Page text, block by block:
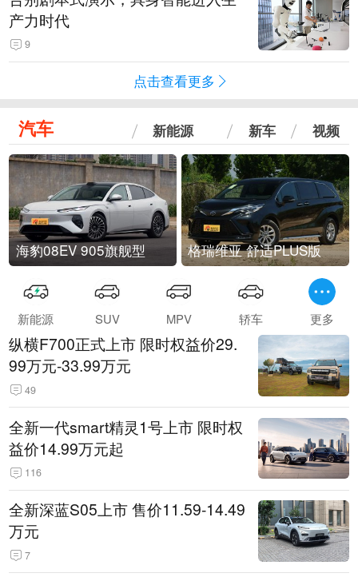
产力时代
9
点击查看更多
汽车 新能源 新车 视频
海豹08EV 905旗舰型 格瑞维亚 舒适PLUS版
新能源 SUV MPV 轿车 更多
纵横F700正式上市 限时权益价29.
99万元-33.99万元
49
全新一代smart精灵1号上市 限时权
益价14.99万元起
116
全新深蓝S05上市 售价11.59-14.49
万元
7